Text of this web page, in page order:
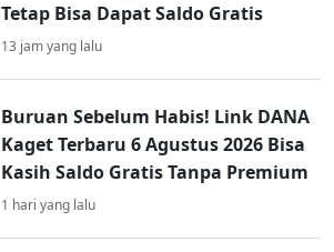
Tetap Bisa Dapat Saldo Gratis
13 jam yang lalu
Buruan Sebelum Habis! Link DANA
Kaget Terbaru 6 Agustus 2026 Bisa
Kasih Saldo Gratis Tanpa Premium
1 hari yang lalu